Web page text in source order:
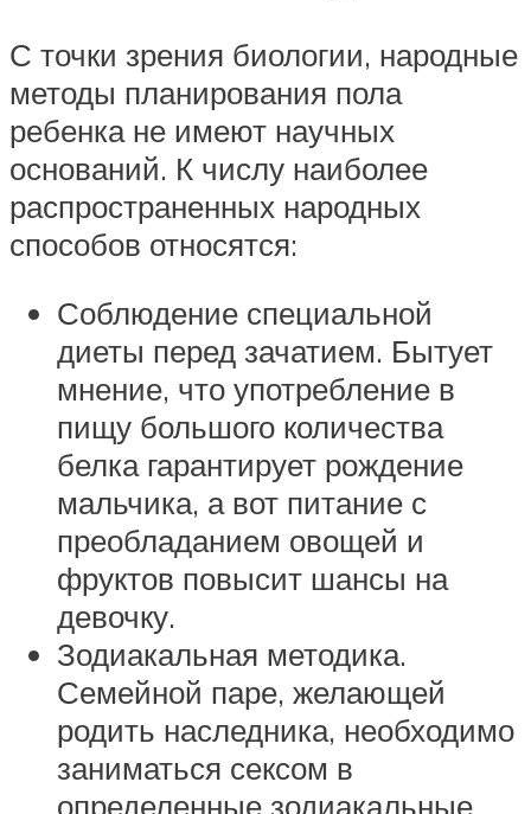
С точки зрения биологии, народные
методы планирования пола
ребенка не имеют научных
оснований. К числу наиболее
распространенных народных
способов относятся:
Соблюдение специальной
диеты перед зачатием. Бытует
мнение, что употребление в
пищу большого количества
белка гарантирует рождение
мальчика, а вот питание с
преобладанием овощей и
фруктов повысит шансы на
девочку.
Зодиакальная методика.
Семейной паре, желающей
родить наследника, необходимо
заниматься сексом в
определенные зодиакальные